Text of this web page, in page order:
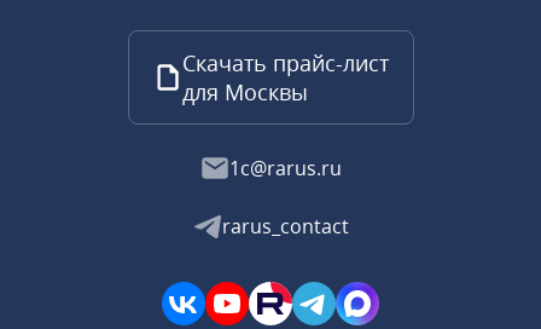
Скачать прайс-лист
для Москвы
1c@rarus.ru
rarus_contact